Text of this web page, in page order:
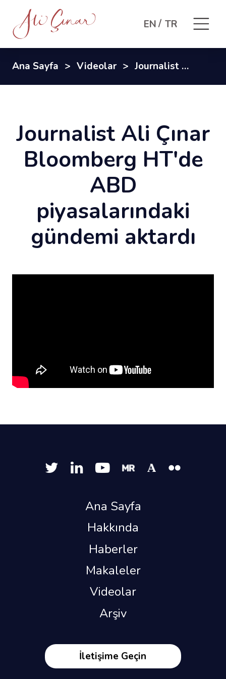
EN TR
Ana Sayfa Videolar Journalist Ali Çınar Bloomberg HT'de ABD piyasalarındaki gündemi aktardı
Journalist Ali Çınar
Bloomberg HT'de
ABD
piyasalarındaki
gündemi aktardı
Ana Sayfa
Hakkında
Haberler
Makaleler
Videolar
Arşiv
İletişime Geçin